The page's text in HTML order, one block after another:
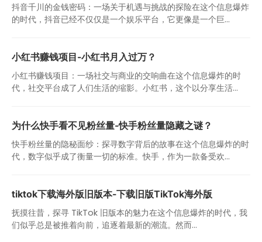
抖音千川的金钱密码：一场关于机遇与挑战的探险在这个信息爆炸
的时代，抖音已经不仅仅是一个娱乐平台，它更像是一个巨...
小红书赚钱项目-小红书月入过万？
小红书赚钱项目：一场社交与商业的交响曲在这个信息爆炸的时
代，社交平台成了人们生活的缩影。小红书，这个以分享生活...
为什么快手看不见粉丝量-快手粉丝量隐藏之谜？
快手粉丝量的隐秘面纱：探寻数字背后的故事在这个信息爆炸的时
代，数字似乎成了衡量一切的标准。快手，作为一款备受欢...
tiktok下载海外版旧版本-下载旧版TikTok海外版
抚摸往昔，探寻 TikTok 旧版本的魅力在这个信息爆炸的时代，我
们似乎总是被推着向前，追逐着最新的潮流。然而...